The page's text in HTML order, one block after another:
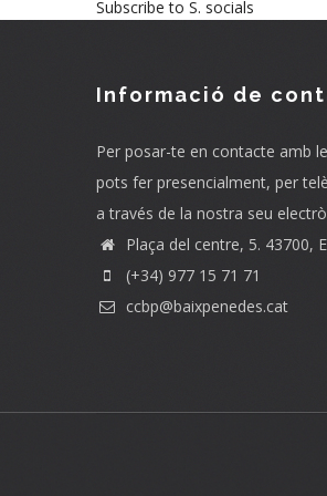
Subscribe to S. socials
Informació de
Per posar-te en contacte amb
pots fer presencialment, per
a través de la nostra seu
Plaça del centre, 5. 43700,
(+34) 977 15 71 71
ccbp@baixpenedes.cat